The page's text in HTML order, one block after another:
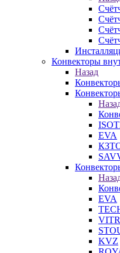
Конвекторы
Назад
EVA
EVA
KVZ